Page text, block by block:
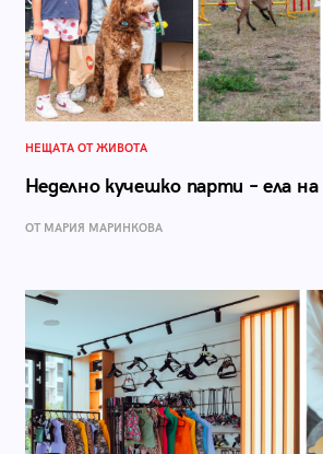
НЕЩАТА ОТ ЖИВОТА
Неделно кучешко парти – ела на
ОТ МАРИЯ МАРИНКОВА